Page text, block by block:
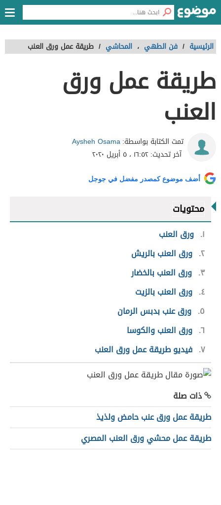
الرئيسية / فن الطهي ، المحاشي / طريقة عمل ورق العنب
طريقة عمل ورق
العنب
تمت الكتابة بواسطة:Aysheh Osama
آخر تحديث:١٦:٥٢ ، ٥ أبريل ٢٠٢٠
أضف موضوع كمصدر مفضل في جوجل
محتويات
١ ورق العنب
٢ ورق العنب بالريش
٣ ورق العنب بالخضار
٤ ورق العنب بالزيت
٥ ورق عنب بدبس الرمان
٦ ورق العنب والكوسا
٧ فيديو طريقة عمل ورق العنب
ذات صلة
طريقة عمل ورق عنب حامض ولذيذ
طريقة عمل محشي ورق العنب المصري